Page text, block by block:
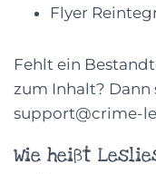
Flyer
Fehlt ein
zum Inhalt? Dann
support@crime-
Wie heißt